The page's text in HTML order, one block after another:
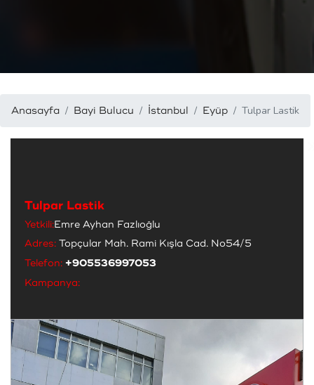
Anasayfa Bayi Bulucu İstanbul Eyüp Tulpar Lastik
Tulpar Lastik
Yetkili:Emre Ayhan Fazlıoğlu
Adres: Topçular Mah. Rami Kışla Cad. No54/5
Telefon: +905536997053
Kampanya: